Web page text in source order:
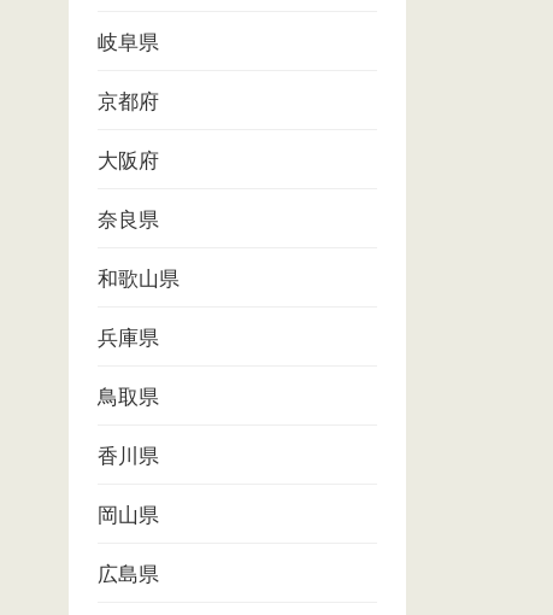
岐阜県
京都府
大阪府
奈良県
和歌山県
兵庫県
鳥取県
香川県
岡山県
広島県